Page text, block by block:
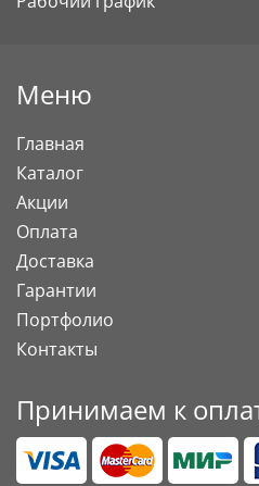
Меню
Главная
Каталог
Акции
Оплата
Доставка
Гарантии
Портфолио
Контакты
Принимаем к